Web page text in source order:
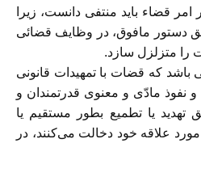
قضاء باید منتفی دانست، زیرا
دستور مافوق، در وظایف قضائی
را متزلزل سازد.
باشد که قضات با تمهیدات قانونی
نفوذ مادّی و معنوی قدرتمندان و
تهدید یا تطمیع بطور مستقیم یا
علاقه خود دخالت می‌کنند، در